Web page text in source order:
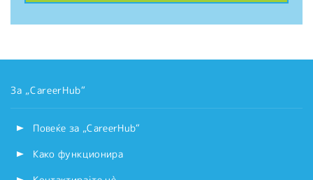
За „CareerHub“
Повеќе за „CareerHub“
Како функционира